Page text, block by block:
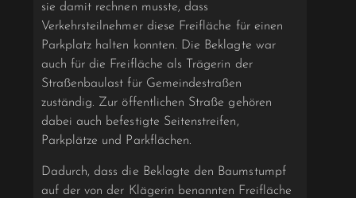
sie damit rechnen musste, dass
Verkehrsteilnehmer diese Freifläche für einen
Parkplatz halten konnten. Die Beklagte war
auch für die Freifläche als Trägerin der
Straßenbaulast für Gemeindestraßen
zuständig. Zur öffentlichen Straße gehören
dabei auch befestigte Seitenstreifen,
Parkplätze und Parkflächen.
Dadurch, dass die Beklagte den Baumstumpf
auf der von der Klägerin benannten Freifläche